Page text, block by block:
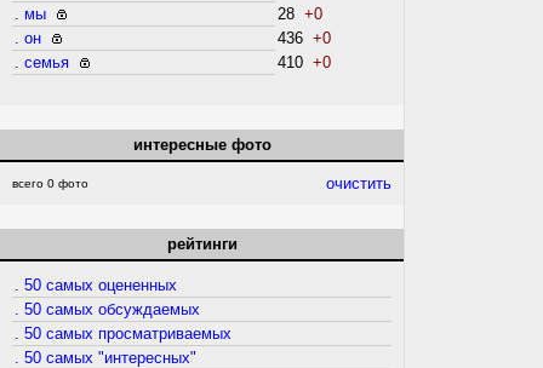
. мы
28 +0
. он
436 +0
. семья
410 +0
интересные фото
всего 0 фото очистить
рейтинги
. 50 самых оцененных
. 50 самых обсуждаемых
. 50 самых просматриваемых
. 50 самых "интересных"